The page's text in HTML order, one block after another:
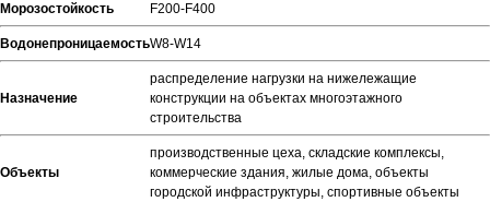
Морозостойкость F200-F400
ВодонепроницаемостьW8-W14
Назначение
распределение нагрузки на нижележащие
конструкции на объектах многоэтажного
строительства
Объекты
производственные цеха, складские комплексы,
коммерческие здания, жилые дома, объекты
городской инфраструктуры, спортивные объекты